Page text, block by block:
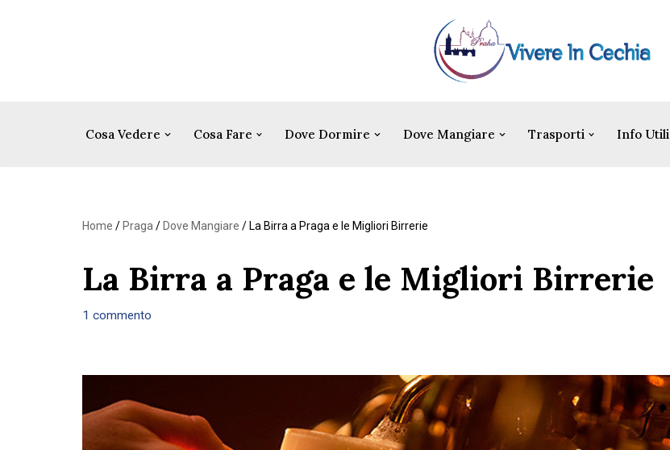
Cosa Vedere Cosa Fare Dove Dormire Dove Mangiare Trasporti Info Utili
Home / Praga/ Dove Mangiare / La Birra a Praga e le Migliori Birrerie
La Birra a Praga e le Migliori Birrerie
1 commento